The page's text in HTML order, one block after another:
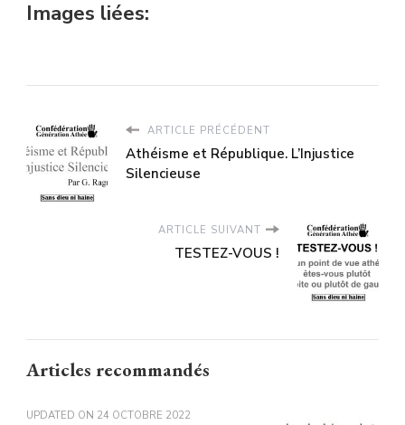
Images liées:
ARTICLE PRÉCÉDENT
Athéisme et République. L’Injustice
Silencieuse
ARTICLE SUIVANT
TESTEZ-VOUS !
Articles recommandés
UPDATED ON 24 OCTOBRE 2022